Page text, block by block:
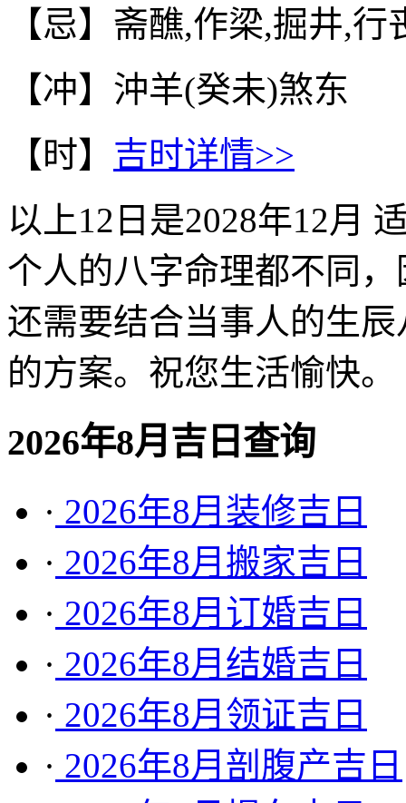
【忌】斋醮,作梁,掘井,行
【冲】沖羊(癸未)煞东
【时】 吉时详情>>
以上12 日是2028年12月
个人的八字命理都不同
还需要结合当事人的生
的方案。祝您生活愉快。
2026年8月吉日查询
· 2026年8月装修吉日
· 2026年8月搬家吉日
· 2026年8月订婚吉日
· 2026年8月结婚吉日
· 2026年8月领证吉日
· 2026年8月剖腹产吉日